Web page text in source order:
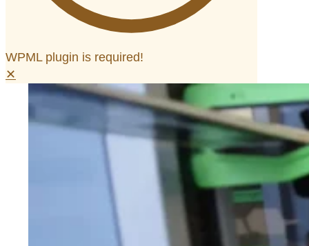
WPML plugin is required!
✕